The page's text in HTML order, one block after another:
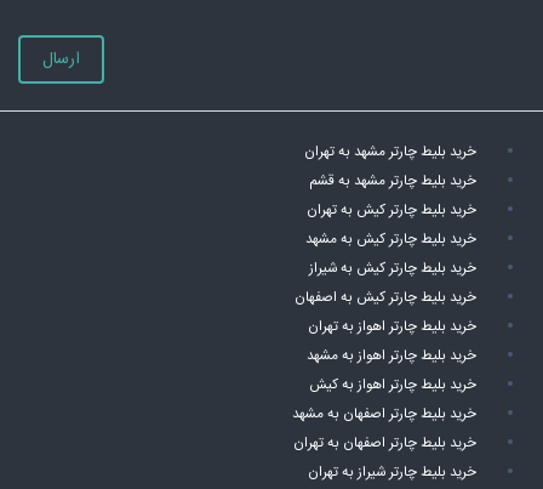
ارسال
خرید بلیط چارتر مشهد به تهران
خرید بلیط چارتر مشهد به قشم
خرید بلیط چارتر کیش به تهران
خرید بلیط چارتر کیش به مشهد
خرید بلیط چارتر کیش به شیراز
خرید بلیط چارتر کیش به اصفهان
خرید بلیط چارتر اهواز به تهران
خرید بلیط چارتر اهواز به مشهد
خرید بلیط چارتر اهواز به کیش
خرید بلیط چارتر اصفهان به مشهد
خرید بلیط چارتر اصفهان به تهران
خرید بلیط چارتر شیراز به تهران